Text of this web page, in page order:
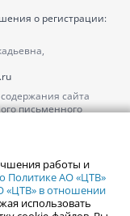
о регистрации:
сайта
письменного
по тел.
«Афиша»
сайта
работы и
Политике АО «ЦТВ»
«ЦТВ» в отношении
использовать